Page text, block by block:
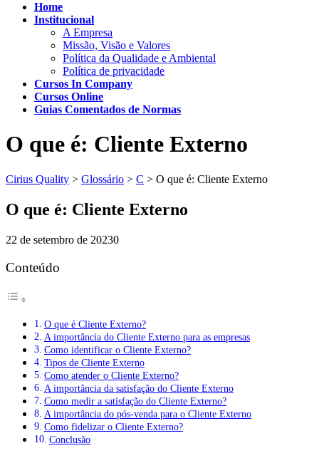
Home
Institucional
A Empresa
Missão, Visão e Valores
Política da Qualidade e Ambiental
Política de privacidade
Cursos In Company
Cursos Online
Guias Comentados de Normas
O que é: Cliente Externo
Cirius Quality > Glossário > C > O que é: Cliente Externo
O que é: Cliente Externo
22 de setembro de 20230
Conteúdo
O que é Cliente Externo?
A importância do Cliente Externo para as empresas
Como identificar o Cliente Externo?
Tipos de Cliente Externo
Como atender o Cliente Externo?
A importância da satisfação do Cliente Externo
Como medir a satisfação do Cliente Externo?
A importância do pós-venda para o Cliente Externo
Como fidelizar o Cliente Externo?
Conclusão